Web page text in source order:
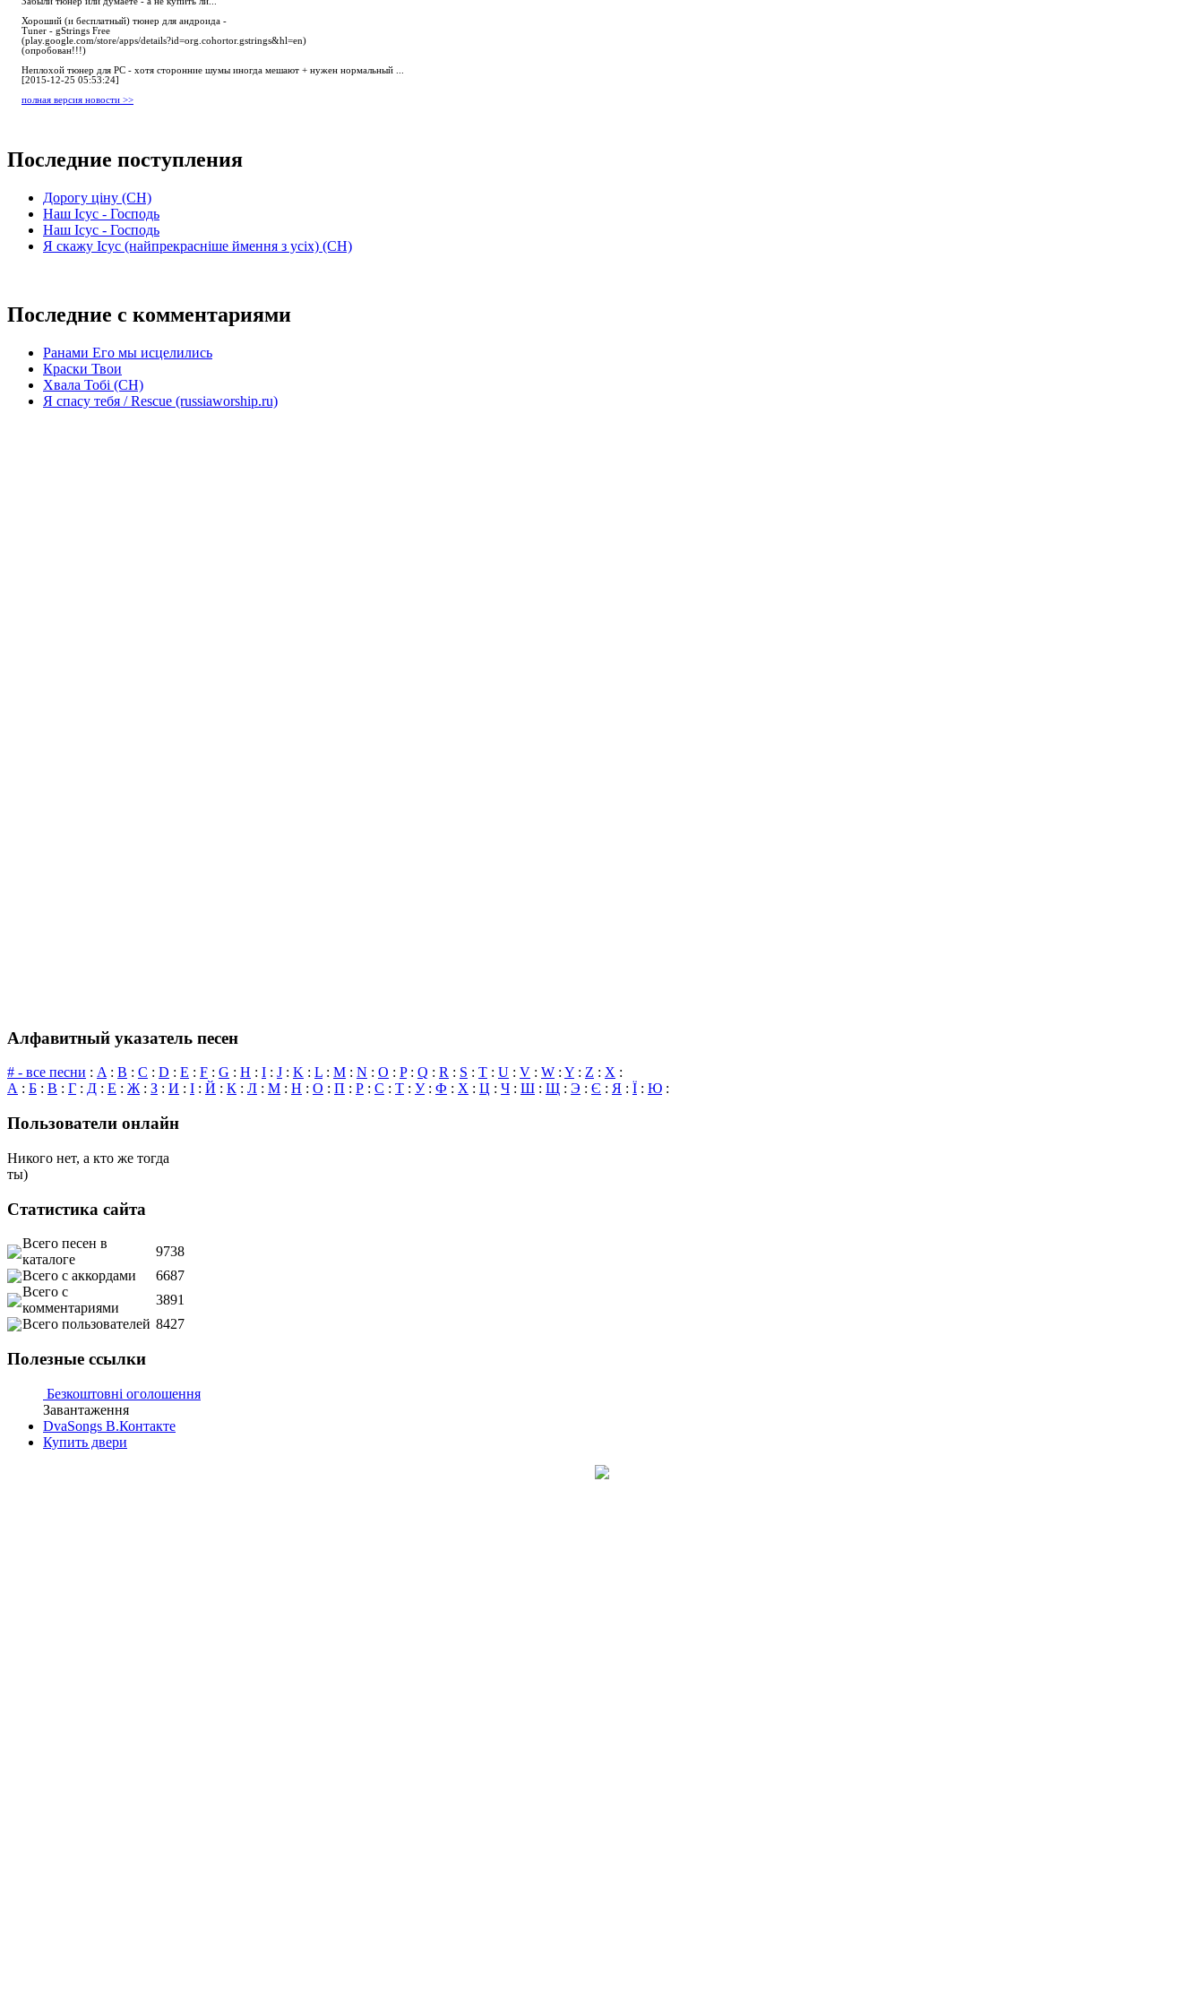
Хороший (и бесплатный) тюнер для андроида -
Tuner - gStrings Free
(play.google.com/store/apps/details?id=org.cohortor.gstrings&hl=en)
(опробован!!!)
Неплохой тюнер для РС - хотя сторонние шумы иногда мешают + нужен нормальный ...
[2015-12-25 05:53:24]
полная версия новости >>
Последние поступления
Дорогу ціну (СН)
Наш Ісус - Господь
Наш Ісус - Господь
Я скажу Ісус (найпрекрасніше ймення з усіх) (СН)
Последние с комментариями
Ранами Его мы исцелились
Краски Твои
Хвала Тобі (СН)
Я спасу тебя / Rescue (russiaworship.ru)
Алфавитный указатель песен
# - все песни : A: B : C : D : E : F : G : H : I : J : K : L : M : N : O : P: Q : R : S : T : U : V : W : Y : Z : X :
А : Б : В : Г : Д : Е : Ж: З : И : І : Й : К : Л : М : Н : О : П : Р : С : Т : У: Ф : Х : Ц : Ч : Ш : Щ : Э : Є : Я : Ї : Ю :
Пользователи онлайн
Никого нет, а кто же тогда
ты)
Статистика сайта
Всего песен в
каталоге
9738
Всего с аккордами
6687
Всего с
комментариями
3891
Всего пользователей 8427
Полезные ссылки
Безкоштовні оголошення
Завантаження
DvaSongs В.Контакте
Купить двери